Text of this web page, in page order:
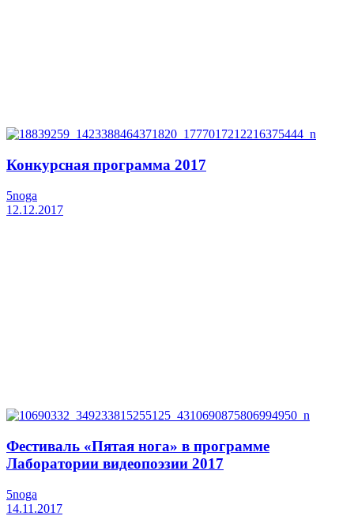
Конкурсная программа 2017
5noga
12.12.2017
Фестиваль «Пятая нога» в программе
Лаборатории видеопоэзии 2017
5noga
14.11.2017